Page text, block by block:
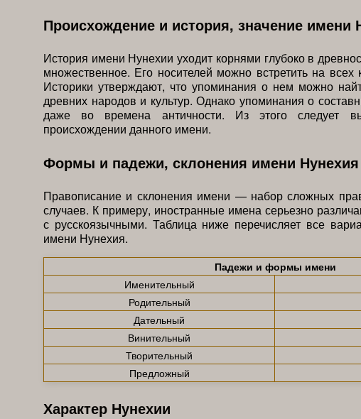
Происхождение и история, значение имени
История имени Нунехии уходит корнями глубоко в
множественное. Его носителей можно встретить на всех
Историки утверждают, что упоминания о нем можно
древних народов и культур. Однако упоминания о
даже во времена античности. Из этого следует
происхождении данного имени.
Формы и падежи, склонения имени Нунехия
Правописание и склонения имени — набор сложных
случаев. К примеру, иностранные имена серьезно
с русскоязычными. Таблица ниже перечисляет все
имени Нунехия.
Падежи и формы имени
Именительный
Родительный
Дательный
Винительный
Творительный
Предложный
Характер Нунехии